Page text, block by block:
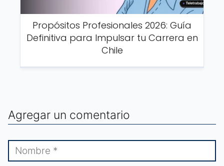
Propósitos Profesionales 2026: Guía
Definitiva para Impulsar tu Carrera en
Chile
Agregar un comentario